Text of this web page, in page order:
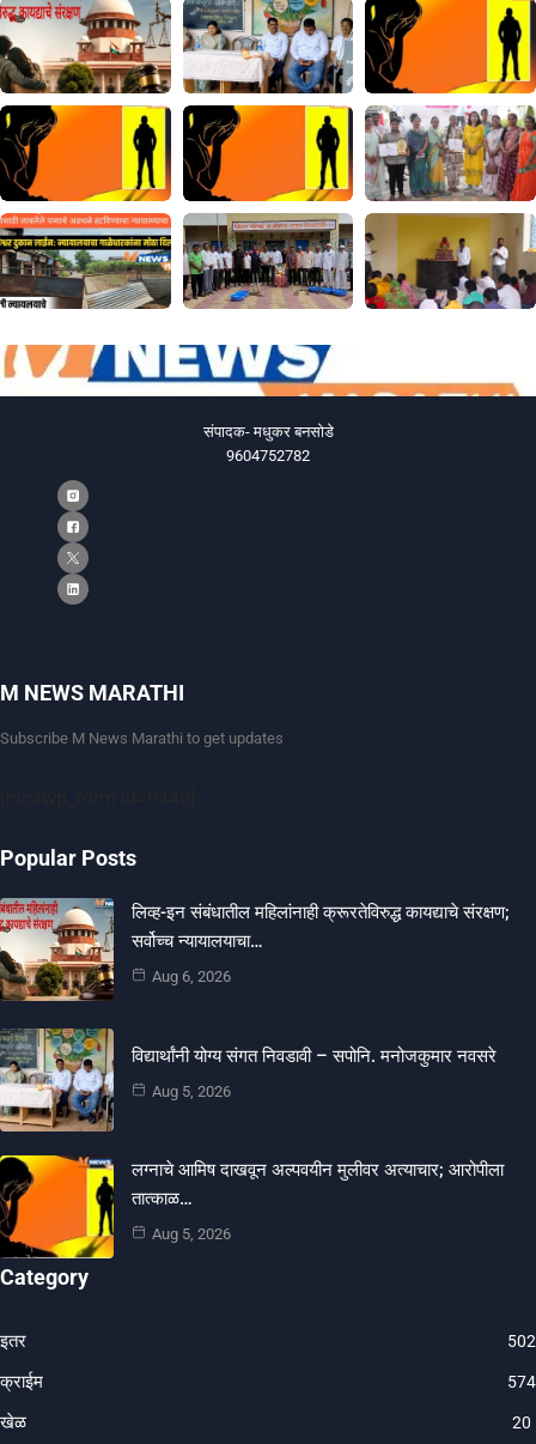
संपादक- मधुकर बनसोडे
9604752782
M NEWS MARATHI
Subscribe M News Marathi to get updates
Popular Posts
लिव्ह-इन संबंधातील महिलांनाही क्रूरतेविरुद्ध कायद्याचे संरक्षण;
सर्वोच्च न्यायालयाचा…
Aug 6, 2026
विद्यार्थांनी योग्य संगत निवडावी – सपोनि. मनोजकुमार नवसरे
Aug 5, 2026
लग्नाचे आमिष दाखवून अल्पवयीन मुलीवर अत्याचार; आरोपीला
तात्काळ…
Aug 5, 2026
Category
इतर 502
क्राईम 574
खेळ 20